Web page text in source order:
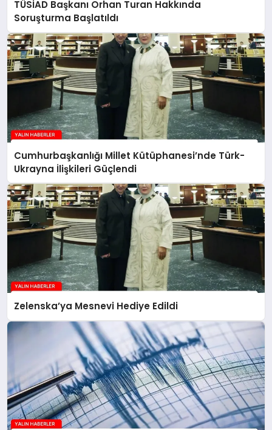
TÜSİAD Başkanı Orhan Turan Hakkında
Soruşturma Başlatıldı
Cumhurbaşkanlığı Millet Kütüphanesi’nde Türk-
Ukrayna İlişkileri Güçlendi
Zelenska’ya Mesnevi Hediye Edildi